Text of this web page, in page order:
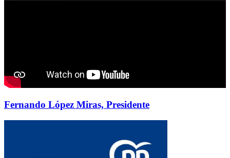
Fernando López Miras, Presidente